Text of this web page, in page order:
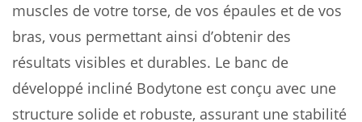
muscles de votre torse, de vos épaules et de vos
bras, vous permettant ainsi d’obtenir des
résultats visibles et durables. Le banc de
développé incliné Bodytone est conçu avec une
structure solide et robuste, assurant une stabilité